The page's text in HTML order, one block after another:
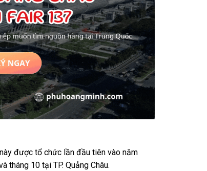
được tổ chức lần đầu tiên vào năm
tháng 10 tại TP. Quảng Châu.